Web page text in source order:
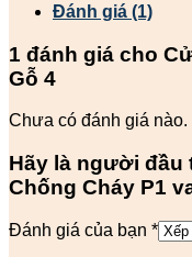
Đánh giá (1)
1 đánh giá cho
Gỗ 4
Chưa có đánh giá nào.
Hãy là người đầu
Chống Cháy P1
Đánh giá của bạn *